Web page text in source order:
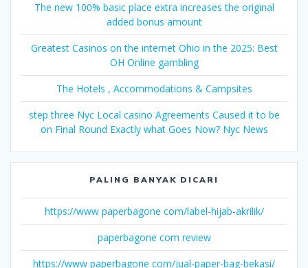
The new 100% basic place extra increases the original
added bonus amount
Greatest Casinos on the internet Ohio in the 2025: Best
OH Online gambling
The Hotels , Accommodations & Campsites
step three Nyc Local casino Agreements Caused it to be
on Final Round Exactly what Goes Now? Nyc News
PALING BANYAK DICARI
https://www paperbagone com/label-hijab-akrilik/
paperbagone com review
https://www paperbagone com/jual-paper-bag-bekasi/